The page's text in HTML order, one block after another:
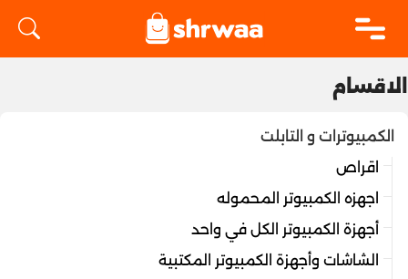
الاقسام
الكمبيوترات و التابلت
اقراص
اجهزه الكمبيوتر المحموله
أجهزة الكمبيوتر الكل في واحد
الشاشات وأجهزة الكمبيوتر المكتبية